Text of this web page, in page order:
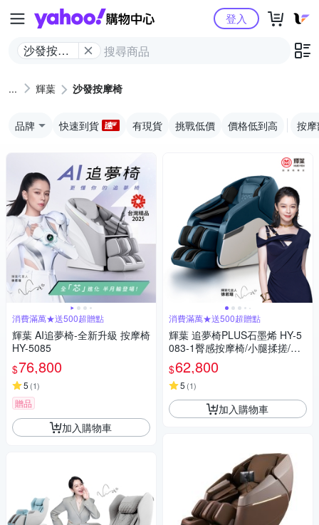
Yahoo購物中心
沙發按摩
登入
輝葉 沙發按摩椅
品牌 快速到貨 有現貨 挑戰低價 價格低到高 按
消費滿萬★送500超贈點
輝葉 AI追夢椅-全新升級 按摩椅
HY-5085
$76,800
5 (1)
贈品
加入購物車
消費滿萬★送500超贈點
輝葉 追夢椅PLUS石墨烯 HY-5
083-1臀感按摩椅/小腿揉搓/零
重力/溫熱
$62,800
5 (1)
加入購物車